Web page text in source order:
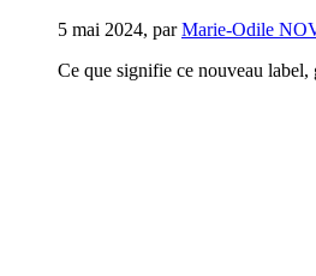
5 mai 2024, parMarie-Odile
Ce que signifie ce nouveau label,